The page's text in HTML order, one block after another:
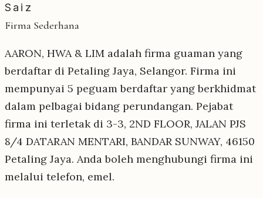
Saiz
Firma Sederhana
AARON, HWA & LIM adalah firma guaman yang
berdaftar di Petaling Jaya, Selangor. Firma ini
mempunyai 5 peguam berdaftar yang berkhidmat
dalam pelbagai bidang perundangan. Pejabat
firma ini terletak di 3-3, 2ND FLOOR, JALAN PJS
8/4 DATARAN MENTARI, BANDAR SUNWAY, 46150
Petaling Jaya. Anda boleh menghubungi firma ini
melalui telefon, emel.